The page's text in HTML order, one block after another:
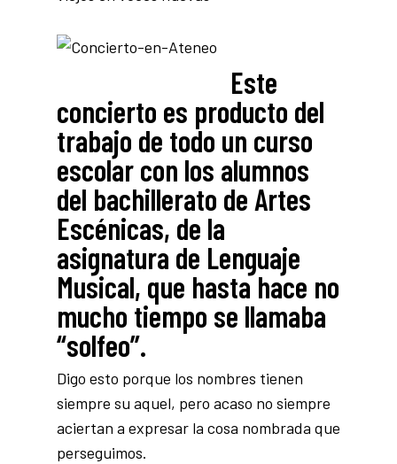
Este
concierto es producto del
trabajo de todo un curso
escolar con los alumnos
del bachillerato de Artes
Escénicas, de la
asignatura de Lenguaje
Musical, que hasta hace no
mucho tiempo se llamaba
“solfeo”.
Digo esto porque los nombres tienen
siempre su aquel, pero acaso no siempre
aciertan a expresar la cosa nombrada que
perseguimos.